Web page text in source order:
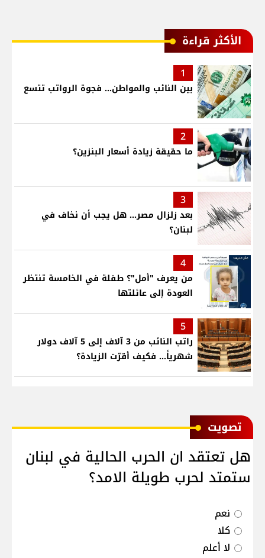
الأكثر قراءة
1
بين النائب والمواطن... فجوة الرواتب تتسع
2
ما حقيقة زيادة أسعار البنزين؟
3
بعد زلزال مصر... هل يجب أن نخاف في
لبنان؟
4
من يعرف "أمل"؟ طفلة في الخامسة تنتظر
العودة إلى عائلتها
5
راتب النائب من 3 آلاف إلى 5 آلاف دولار
شهرياً... فكيف أقرّت الزيادة؟
ﺗﺼﻮﻳﺖ
هل تعتقد ان الحرب الحالية في لبنان
ستمتد لحرب طويلة الامد؟
نعم
كلا
لا أعلم